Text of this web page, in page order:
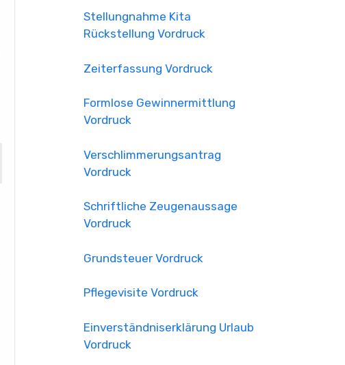
Stellungnahme Kita
Rückstellung Vordruck
Zeiterfassung Vordruck
Formlose Gewinnermittlung
Vordruck
Verschlimmerungsantrag
Vordruck
Schriftliche Zeugenaussage
Vordruck
Grundsteuer Vordruck
Pflegevisite Vordruck
Einverständniserklärung Urlaub
Vordruck